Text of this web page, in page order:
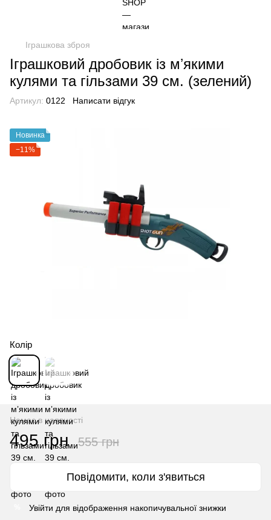
Іграшкова зброя
Іграшковий дробовик із мʼякими
кулями та гільзами 39 см. (зелений)
Артикул: 0122 Написати відгук
Новинка
−11%
Колір
Немає в наявності
495 грн 555 грн
Повідомити, коли з'явиться
Увійти для відображення накопичувальної знижки